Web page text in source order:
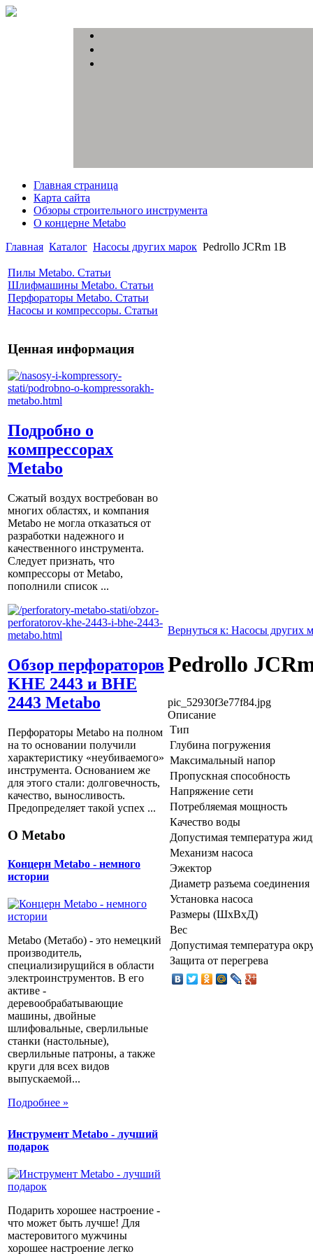
Главная страница
Карта сайта
Обзоры строительного инструмента
О концерне Metabo
Главная Каталог Насосы других марок Pedrollo JCRm 1B
Пилы Metabo. Статьи
Шлифмашины Metabo. Статьи
Перфораторы Metabo. Статьи
Насосы и компрессоры. Статьи
Ценная информация
Подробно о
компрессорах
Metabo
Сжатый воздух востребован во
многих областях, и компания
Metabo не могла отказаться от
разработки надежного и
качественного инструмента.
Следует признать, что
компрессоры от Metabо,
пополнили список ...
Обзор перфораторов
KHE 2443 и BHE
2443 Metabo
Перфораторы Metabo на полном
на то основании получили
характеристику «неубиваемого»
инструмента. Основанием же
для этого стали: долговечность,
качество, выносливость.
Предопределяет такой успех ...
О Metabo
Концерн Metabo - немного
истории
Metabo (Метабо) - это немецкий
производитель,
специализирущийся в области
электроинструментов. В его
активе -
деревообрабатывающие
машины, двойные
шлифовальные, сверлильные
станки (настольные),
сверлильные патроны, а также
круги для всех видов
выпускаемой...
Подробнее »
Инструмент Metabo - лучший
подарок
Подарить хорошее настроение -
что может быть лучше! Для
мастеровитого мужчины
хорошее настроение легко
Вернуться к: Насосы других
Pedrollo
pic_52930f3e77f84.jpg
Описание
Тип
Глубина погружения
Максимальный напор
Пропускная способность
Напряжение сети
Потребляемая мощность
Качество воды
Допустимая температура
Механизм насоса
Эжектор
Диаметр разъема соединения
Установка насоса
Размеры (ШхВхД)
Вес
Допустимая температура
Защита от перегрева